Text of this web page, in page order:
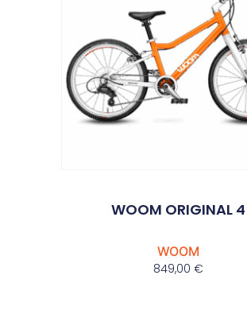
WOOM ORIGINAL 4
WOOM
849,00 €